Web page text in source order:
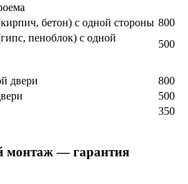
бетон) с одной стороны 800
пеноблок) с одной
500
двери
800
500
350
монтаж — гарантия